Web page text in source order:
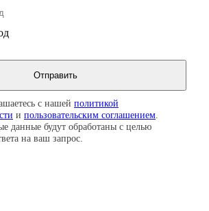
с нашей политикой
и пользовательским соглашением
данные будут обработаны с целью
на ваш запрос.